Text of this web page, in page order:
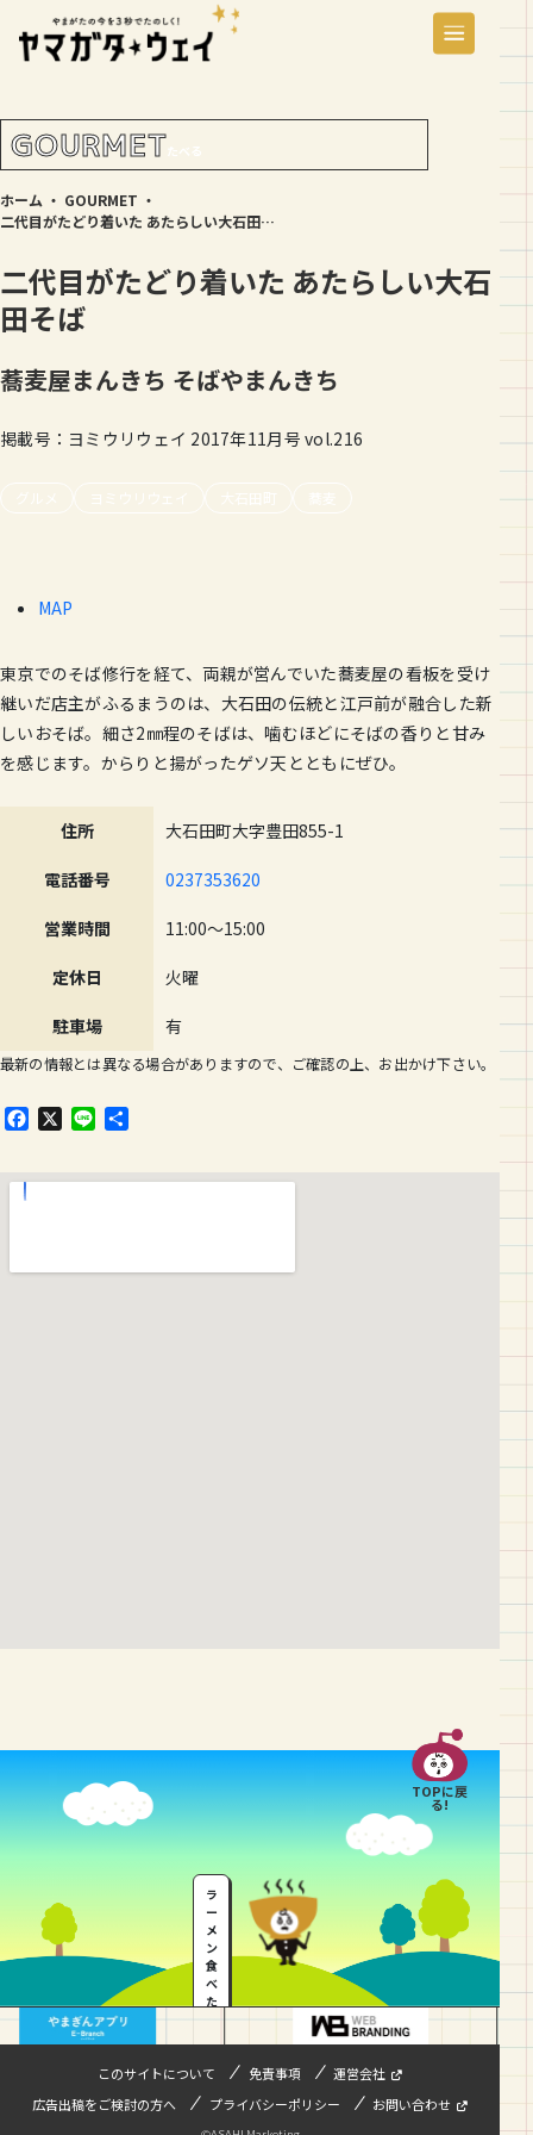
GOURMETたべる
ホーム ・ GOURMET ・
二代目がたどり着いた あたらしい大石田そば
二代目がたどり着いた あたらしい大石
田そば
蕎麦屋まんきち そばやまんきち
掲載号：ヨミウリウェイ 2017年11月号 vol.216
グルメ ヨミウリウェイ 大石田町 蕎麦
MAP
東京でのそば修行を経て、両親が営んでいた蕎麦屋の看板を受け
継いだ店主がふるまうのは、大石田の伝統と江戸前が融合した新
しいおそば。細さ2㎜程のそばは、噛むほどにそばの香りと甘み
を感じます。からりと揚がったゲソ天とともにぜひ。
住所 大石田町大字豊田855-1
電話番号 0237353620
営業時間 11:00〜15:00
定休日 火曜
駐車場 有
最新の情報とは異なる場合がありますので、ご確認の上、お出かけ下さい。
F
e
X
L
e
TOPに戻
る!
ラ
ー
メ
ン
食
べ
た
このサイトについて 免責事項
運営会社
広告出稿をご検討の方へ
プライバシーポリシー お問い合わせ